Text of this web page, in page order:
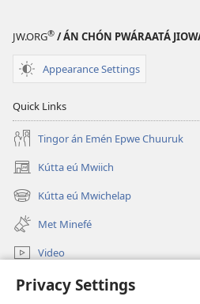
Privacy Settings
JW.ORG® / ÁN CHÓN PWÁRAATÁ
Appearance Settings
Quick Links
Tingor án Emén Epwe Chuuruk
Kútta eú Mwiich
(opens
new
window)
Kútta eú Mwichelap
(opens
new
window)
Met Minefé
Video
Kútta